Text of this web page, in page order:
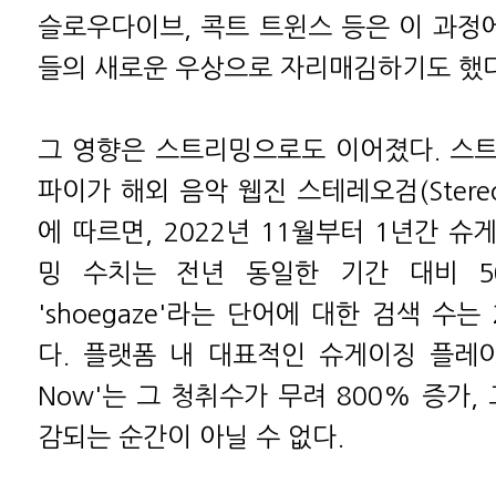
슬로우다이브, 콕트 트윈스 등은 이 과정
들의 새로운 우상으로 자리매김하기도 했
그 영향은 스트리밍으로도 이어졌다. 스
파이가 해외 음악 웹진 스테레오검
에 따르면, 2022년 11월부터 1년간 슈
밍 수치는 전년 동일한 기간 대비
'shoegaze'라는 단어에 대한 검색 수
다. 플랫폼 내 대표적인 슈게이징 플레
Now'는 그 청취수가 무려 800% 증가,
감되는 순간이 아닐 수 없다.